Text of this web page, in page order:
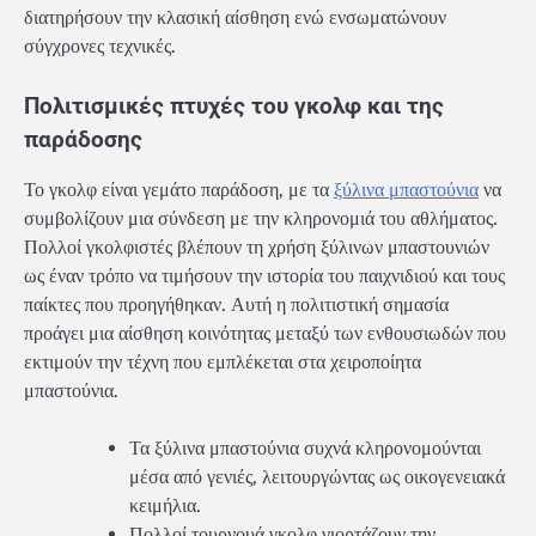
διατηρήσουν την κλασική αίσθηση ενώ ενσωματώνουν
σύγχρονες τεχνικές.
Πολιτισμικές πτυχές του γκολφ και της
παράδοσης
Το γκολφ είναι γεμάτο παράδοση, με τα ξύλινα μπαστούνια να
συμβολίζουν μια σύνδεση με την κληρονομιά του αθλήματος.
Πολλοί γκολφιστές βλέπουν τη χρήση ξύλινων μπαστουνιών
ως έναν τρόπο να τιμήσουν την ιστορία του παιχνιδιού και τους
παίκτες που προηγήθηκαν. Αυτή η πολιτιστική σημασία
προάγει μια αίσθηση κοινότητας μεταξύ των ενθουσιωδών που
εκτιμούν την τέχνη που εμπλέκεται στα χειροποίητα
μπαστούνια.
Τα ξύλινα μπαστούνια συχνά κληρονομούνται
μέσα από γενιές, λειτουργώντας ως οικογενειακά
κειμήλια.